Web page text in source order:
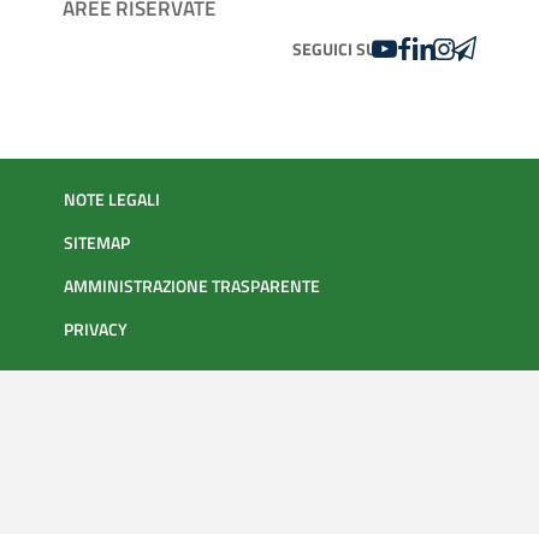
AREE RISERVATE
SEGUICI SUYOUTUBE
FACEBOOK
LINKEDIN
INSTAGRAM
NOTE LEGALI
SITEMAP
AMMINISTRAZIONE TRASPARENTE
PRIVACY